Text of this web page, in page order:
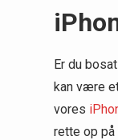
Er du
kan være
vores
rette op på